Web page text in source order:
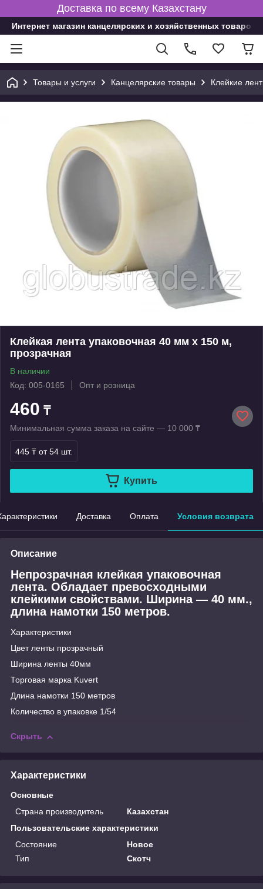
Доставка по всему Казахстану
Интернет магазин канцелярских и хозяйственных товаров
Товары и услуги Канцелярские товары Клейкие
Клейкая лента упаковочная 40 мм х 150 м,
прозрачная
В наличии
Код: 005-0165
Опт и розница
460 ₸
Минимальная сумма заказа на сайте — 10 000 ₸
445 ₸ от 54 шт.
Купить
Доставка Оплата Условия возврата
Описание
Непрозрачная клейкая упаковочная
лента. Обладает превосходными
клейкими свойствами. Ширина — 40 мм.,
длина намотки 150 метров.
Характеристики
Цвет ленты прозрачный
Ширина ленты 40мм
Торговая марка Kuvert
Длина намотки 150 метров
Количество в упаковке 1/54
Скрыть
Характеристики
Основные
Страна производитель
Казахстан
Пользовательские характеристики
Состояние
Новое
Тип
Скотч